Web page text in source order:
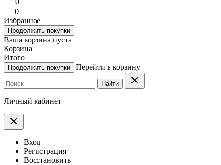
0
0
Избранное
Продолжить покупки
Ваша корзина пуста
Корзина
Итого
Продолжить покупки Перейти в корзину
Найти clear
Личный кабинет
clear
Вход
Регистрация
Восстановить